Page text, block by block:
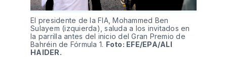
El presidente de la FIA, Mohammed Ben
Sulayem (izquierda), saluda a los invitados en
la parrilla antes del inicio del Gran Premio de
Bahréin de Fórmula 1. Foto: EFE/EPA/ALI
HAIDER.